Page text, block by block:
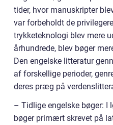
tider, hvor manuskripter
var forbeholdt de
trykketeknologi blev mere
århundrede, blev bøger
Den engelske litteratur
af forskellige perioder,
deres præg på
– Tidlige engelske bøger: I
bøger primært skrevet på